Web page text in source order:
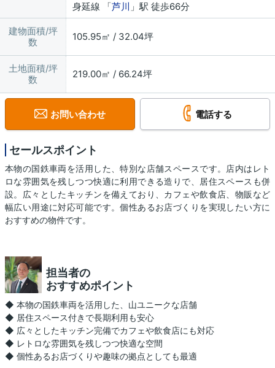
身延線 「芦川 」駅 徒歩66分
建物面積/坪
数
105.95㎡ / 32.04坪
土地面積/坪
数
219.00㎡ / 66.24坪
お問い合わせ 電話する
セールスポイント
本物の国鉄車両を活用した、特別な店舗スペースです。店内はレト
ロな雰囲気を残しつつ快適に利用できる造りで、居住スペースも併
設。広々としたキッチンを備えており、カフェや飲食店、物販など
幅広い用途に対応可能です。個性あるお店づくりを実現したい方に
おすすめの物件です。
担当者の
おすすめポイント
◆ 本物の国鉄車両を活用した、山ユニークな店舗
◆ 居住スペース付きで長期利用も安心
◆ 広々としたキッチン完備でカフェや飲食店にも対応
◆ レトロな雰囲気を残しつつ快適な空間
◆ 個性あるお店づくりや趣味の拠点としても最適